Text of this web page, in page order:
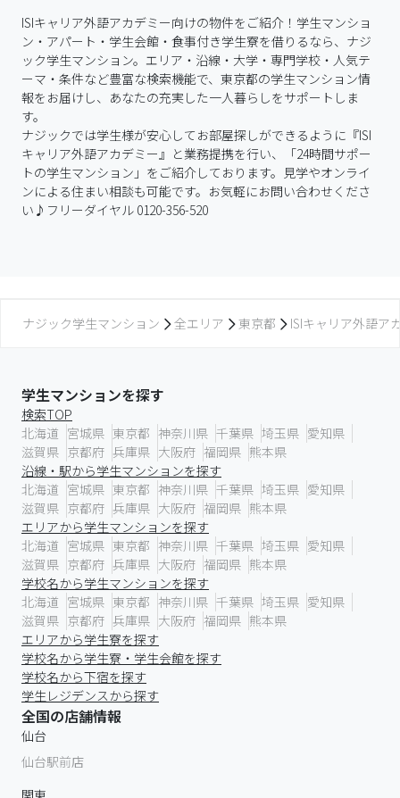
ISIキャリア外語アカデミー向けの物件をご紹介！学生マンショ
ン・アパート・学生会館・食事付き学生寮を借りるなら、ナジ
ック学生マンション。エリア・沿線・大学・専門学校・人気テ
ーマ・条件など豊富な検索機能で、東京都の学生マンション情
報をお届けし、あなたの充実した一人暮らしをサポートしま
す。
ナジックでは学生様が安心してお部屋探しができるように『ISI
キャリア外語アカデミー』と業務提携を行い、「24時間サポー
トの学生マンション」をご紹介しております。見学やオンライ
ンによる住まい相談も可能です。お気軽にお問い合わせくださ
い♪フリーダイヤル 0120-356-520
ナジック学生マンション 全エリア 東京都 ISIキャリア外語ア
学生マンションを探す
検索TOP
北海道 宮城県 東京都 神奈川県 千葉県 埼玉県 愛知県
滋賀県 京都府 兵庫県 大阪府 福岡県 熊本県
沿線・駅から学生マンションを探す
北海道 宮城県 東京都 神奈川県 千葉県 埼玉県 愛知県
滋賀県 京都府 兵庫県 大阪府 福岡県 熊本県
エリアから学生マンションを探す
北海道 宮城県 東京都 神奈川県 千葉県 埼玉県 愛知県
滋賀県 京都府 兵庫県 大阪府 福岡県 熊本県
学校名から学生マンションを探す
北海道 宮城県 東京都 神奈川県 千葉県 埼玉県 愛知県
滋賀県 京都府 兵庫県 大阪府 福岡県 熊本県
エリアから学生寮を探す
学校名から学生寮・学生会館を探す
学校名から下宿を探す
学生レジデンスから探す
全国の店舗情報
仙台
仙台駅前店